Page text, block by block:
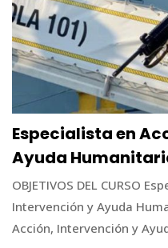
Especialista en
Ayuda
OBJETIVOS DEL CURSO
Intervención y Ayuda
Acción, Intervención y